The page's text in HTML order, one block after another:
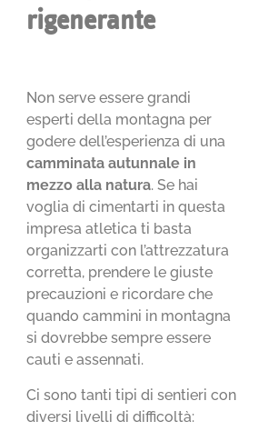
rigenerante
Non serve essere grandi
esperti della montagna per
godere dell’esperienza di una
camminata autunnale in
mezzo alla natura. Se hai
voglia di cimentarti in questa
impresa atletica ti basta
organizzarti con l’attrezzatura
corretta, prendere le giuste
precauzioni e ricordare che
quando cammini in montagna
si dovrebbe sempre essere
cauti e assennati.
Ci sono tanti tipi di sentieri con
diversi livelli di difficoltà: